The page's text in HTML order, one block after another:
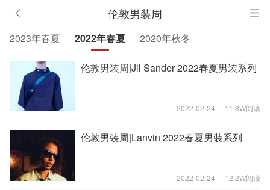
伦敦男装周
2023年春夏 2022年春夏 2020年秋冬
伦敦男装周|Jil Sander 2022春夏男装系列
2022-02-24 11.8W阅读
伦敦男装周|Lanvin 2022春夏男装系列
2022-02-24 12.2W阅读